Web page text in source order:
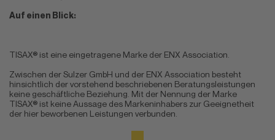
Auf einen Blick:
TISAX® ist eine eingetragene Marke der ENX Association
Zwischen der Sulzer GmbH und der ENX Association besteht
hinsichtlich der vorstehend beschriebenen Beratungsleistungen
keine geschäftliche Beziehung. Mit der Nennung der Marke
TISAX® ist keine Aussage des Markeninhabers zur Geeignetheit
der hier beworbenen Leistungen verbunden.